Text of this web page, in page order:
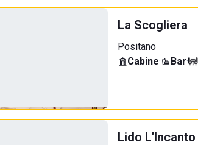
La Scogliera
Positano
Cabine· Bar·
Lido L'Incanto